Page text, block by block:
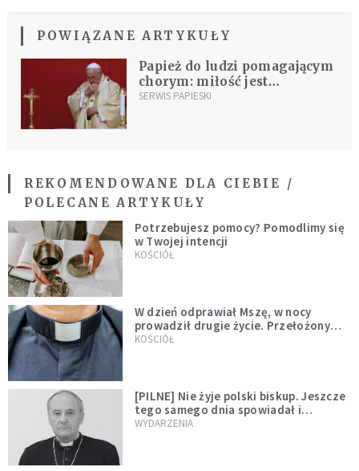
POWIĄZANE ARTYKUŁY
Papież do ludzi pomagającym
chorym: miłość jest
najwymowniejszą formą
SERWIS PAPIESKI
REKOMENDOWANE DLA CIEBIE /
POLECANE ARTYKUŁY
Potrzebujesz pomocy? Pomodlimy się
w Twojej intencji
KOŚCIÓŁ
W dzień odprawiał Mszę, w nocy
prowadził drugie życie. Przełożony
kazał mu opuścić zakon
KOŚCIÓŁ
[PILNE] Nie żyje polski biskup. Jeszcze
tego samego dnia spowiadał i
sprawował Mszę świętą
WYDARZENIA